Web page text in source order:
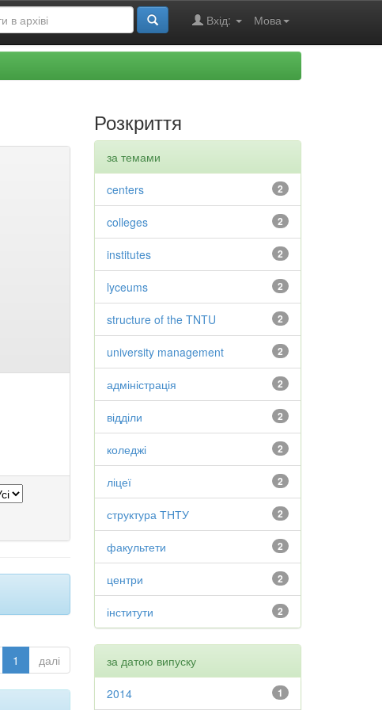
Мова
Вхід:
1 далі
Розкриття
за темами
2
centers
2
colleges
2
institutes
2
lyceums
2
structure of the TNTU
2
university management
2
адміністрація
2
відділи
2
коледжі
2
ліцеї
2
структура ТНТУ
2
факультети
2
центри
2
інститути
за датою випуску
1
2014